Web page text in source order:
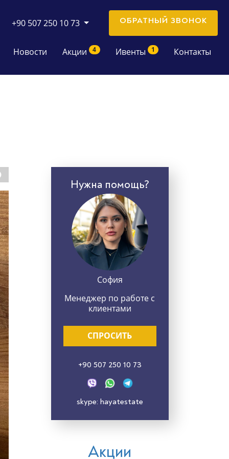
+90 507 250 10 73 ОБРАТНЫЙ ЗВОНОК
Новости Акции 4 Ивенты 1 Контакты
Нужна помощь?
София
Менеджер по работе с
клиентами
СПРОСИТЬ
+90 507 250 10 73
skype: hayatestate
Акции